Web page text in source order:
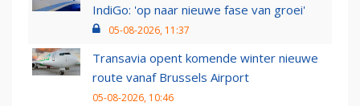
IndiGo: 'op naar nieuwe fase van groei'
05-08-2026, 11:37
Transavia opent komende winter nieuwe
route vanaf Brussels Airport
05-08-2026, 10:46